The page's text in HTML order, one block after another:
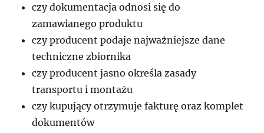
czy dokumentacja odnosi się do
zamawianego produktu
czy producent podaje najważniejsze dane
techniczne zbiornika
czy producent jasno określa zasady
transportu i montażu
czy kupujący otrzymuje fakturę oraz komplet
dokumentów